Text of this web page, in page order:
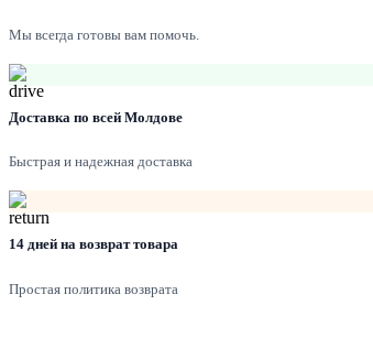
Мы всегда готовы вам помочь.
Доставка по всей Молдове
Быстрая и надежная доставка
14 дней на возврат товара
Простая политика возврата